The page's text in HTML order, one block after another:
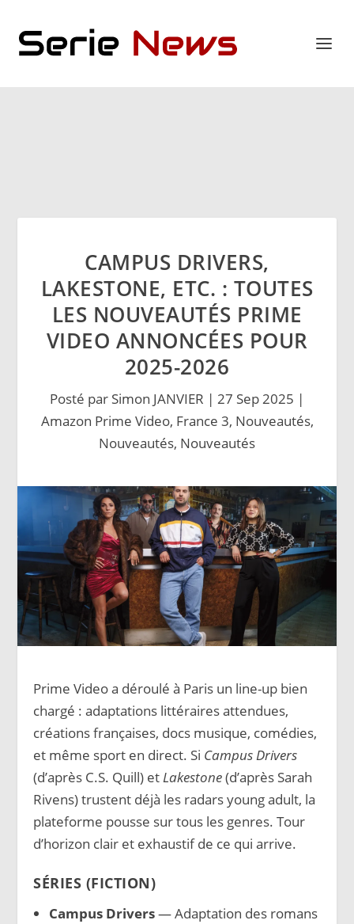
CAMPUS DRIVERS,
LAKESTONE, ETC. : TOUTES
LES NOUVEAUTÉS PRIME
VIDEO ANNONCÉES POUR
2025-2026
Posté par Simon JANVIER | 27 Sep 2025 |
Amazon Prime Video, France 3, Nouveautés,
Nouveautés, Nouveautés
Prime Video a déroulé à Paris un line-up bien
chargé : adaptations littéraires attendues,
créations françaises, docs musique, comédies,
et même sport en direct. Si Campus Drivers
(d’après C.S. Quill) et Lakestone(d’après Sarah
Rivens) trustent déjà les radars young adult, la
plateforme pousse sur tous les genres. Tour
d’horizon clair et exhaustif de ce qui arrive.
SÉRIES (FICTION)
Campus Drivers— Adaptation des romans